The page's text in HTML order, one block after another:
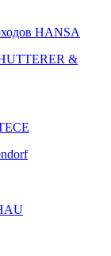
HANSA
&